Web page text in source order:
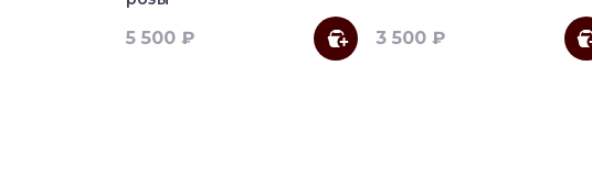
5 500 ₽ 3 500 ₽